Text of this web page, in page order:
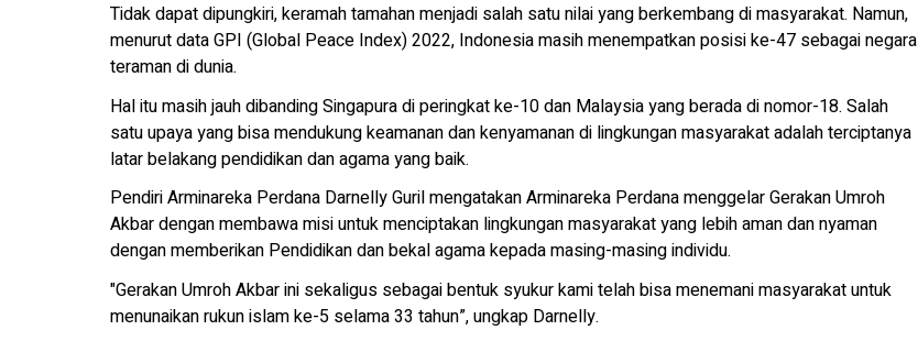
Tidak dapat dipungkiri, keramah tamahan menjadi salah satu nilai yang berkembang di masyarakat. Namun,
menurut data GPI (Global Peace Index) 2022, Indonesia masih menempatkan posisi ke-47 sebagai negara
teraman di dunia.
Hal itu masih jauh dibanding Singapura di peringkat ke-10 dan Malaysia yang berada di nomor-18. Salah
satu upaya yang bisa mendukung keamanan dan kenyamanan di lingkungan masyarakat adalah terciptanya
latar belakang pendidikan dan agama yang baik.
Pendiri Arminareka Perdana Darnelly Guril mengatakan Arminareka Perdana menggelar Gerakan Umroh
Akbar dengan membawa misi untuk menciptakan lingkungan masyarakat yang lebih aman dan nyaman
dengan memberikan Pendidikan dan bekal agama kepada masing-masing individu.
"Gerakan Umroh Akbar ini sekaligus sebagai bentuk syukur kami telah bisa menemani masyarakat untuk
menunaikan rukun islam ke-5 selama 33 tahun”, ungkap Darnelly.